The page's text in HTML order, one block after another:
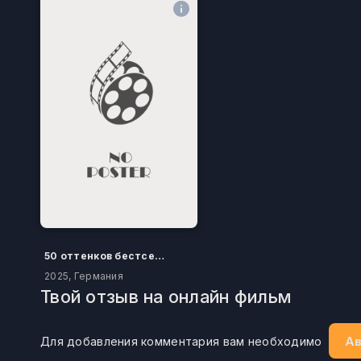
50 оттенков бестселлера
2025, Германия
Твой отзыв на онлайн фильм
Для добавления комментария вам необходимо